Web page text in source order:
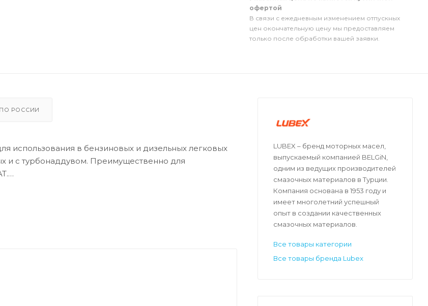
офертой
В связи с ежедневным изменением отпускных
цен окончательную цену мы предоставляем
только после обработки вашей заявки.
РОССИИ
использования в бензиновых и дизельных легковых
и с турбонаддувом. Преимущественно для
легковых бензиновых и дизельных двигателей
двигателя, обеспечивая максимальную отдачу от
LUBEX – бренд моторных масел,
выпускаемый компанией BELGiN,
одним из ведущих производителей
смазочных материалов в Турции.
Компания основана в 1953 году и
имеет многолетний успешный
опыт в создании качественных
смазочных материалов.
Все товары категории
Все товары бренда Lubex